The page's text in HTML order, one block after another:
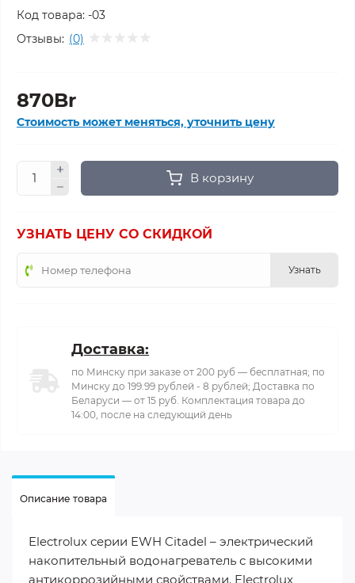
Код товара: -03
Отзывы: (0)
870Br
Стоимость может меняться, уточнить цену
В корзину
УЗНАТЬ ЦЕНУ СО СКИДКОЙ
Узнать
Доставка:
по Минску при заказе от 200 руб — бесплатная; по
Минску до 199.99 рублей - 8 рублей; Доставка по
Беларуси — от 15 руб. Комплектация товара до
14:00, после на следующий день
Описание товара
Electrolux серии EWH Citadel – электрический
накопительный водонагреватель с высокими
антикоррозийными свойствами. Electrolux